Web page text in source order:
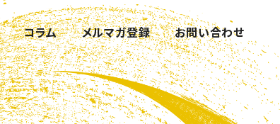
コラム メルマガ登録 お問い合わせ